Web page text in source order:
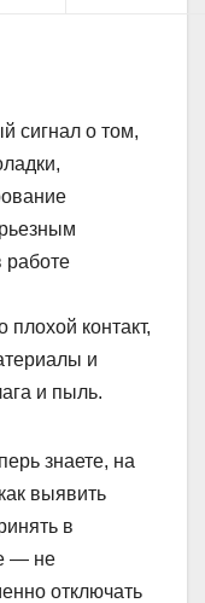
сигнал о том,
работе
контакт,
и
и пыль.
знаете, на
выявить
в
— не
отключать